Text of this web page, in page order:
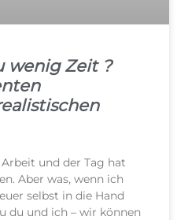
wenig Zeit ?
und der Tag hat
Aber was, wenn ich
selbst in die Hand
du und ich – wir können